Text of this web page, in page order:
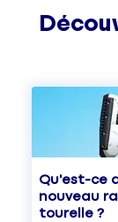
Qu'est-ce
nouveau
tourelle ?